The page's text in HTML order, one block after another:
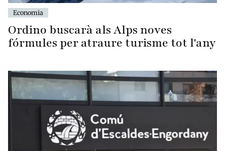
Economia
Ordino buscarà als Alps noves
fórmules per atraure turisme tot l'any